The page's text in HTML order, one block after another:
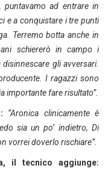
puntavamo ad entrare in
e a conquistare i tre punti
Terremo botta anche in
schiererò in campo i
gli avversari.
I ragazzi sono
importante fare risultato”.
“Aronica clinicamente è
sia un po’ indietro, Di
vorrei doverlo rischiare”.
il tecnico aggiunge: